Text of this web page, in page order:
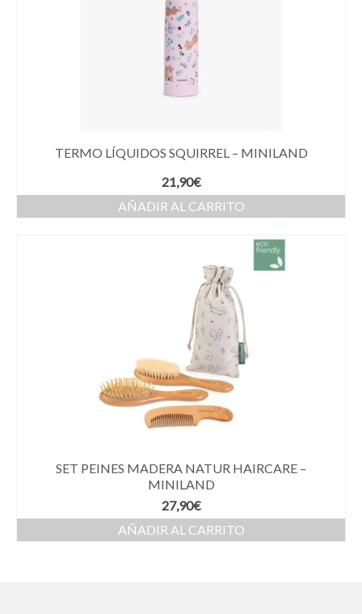
TERMO LÍQUIDOS SQUIRREL – MINILAND
21,90€
AÑADIR AL CARRITO
SET PEINES MADERA NATUR HAIRCARE –
MINILAND
27,90€
AÑADIR AL CARRITO